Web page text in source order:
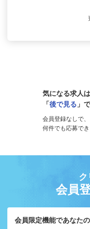
気になる求人は
「後で見る 」
会員登録なしで、
何件でも応募でき
ク
会員
会員限定機能であなた